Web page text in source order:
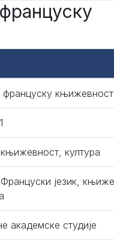
француску књижевност
култура
језик,
академске студије